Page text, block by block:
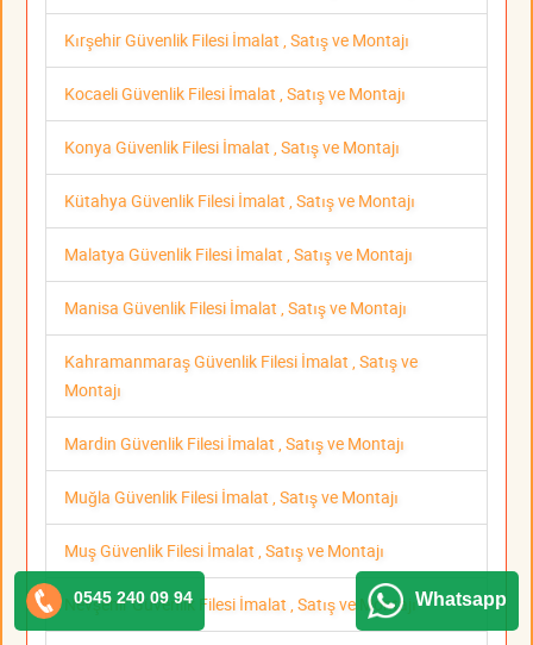
Kırşehir Güvenlik Filesi İmalat , Satış ve Montajı
Kocaeli Güvenlik Filesi İmalat , Satış ve Montajı
Konya Güvenlik Filesi İmalat , Satış ve Montajı
Kütahya Güvenlik Filesi İmalat , Satış ve Montajı
Malatya Güvenlik Filesi İmalat , Satış ve Montajı
Manisa Güvenlik Filesi İmalat , Satış ve Montajı
Kahramanmaraş Güvenlik Filesi İmalat , Satış ve
Montajı
Mardin Güvenlik Filesi İmalat , Satış ve Montajı
Muğla Güvenlik Filesi İmalat , Satış ve Montajı
Muş Güvenlik Filesi İmalat , Satış ve Montajı
Nevşehir Güvenlik Filesi İmalat , Satış ve Montajı
0545 240 09 94 Whatsapp